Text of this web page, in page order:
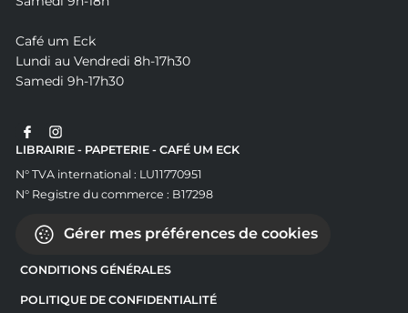
Café um Eck
Lundi au Vendredi 8h-17h30
Samedi 9h-17h30
LIBRAIRIE - PAPETERIE - CAFÉ UM ECK
N° TVA international : LU11770951
N° Registre du commerce : B17298
Gérer mes préférences de cookies
CONDITIONS GÉNÉRALES
POLITIQUE DE CONFIDENTIALITÉ